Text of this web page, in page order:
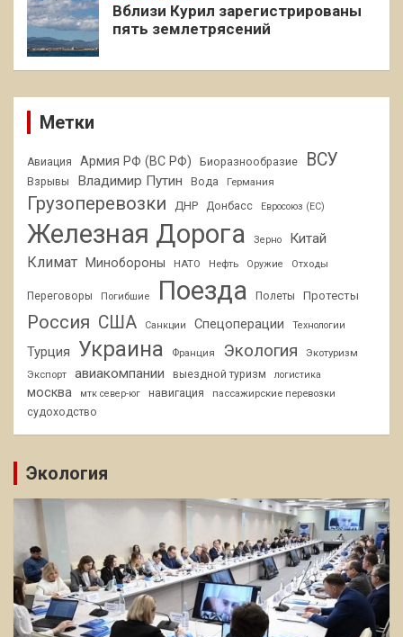
Вблизи Курил зарегистрированы
пять землетрясений
Метки
Авиация Армия РФ (ВС РФ) Биоразнообразие ВСУ
Взрывы Владимир Путин Вода Германия
Грузоперевозки ДНР Донбасс Евросоюз (ЕС)
Железная Дорога Зерно Китай
Климат Минобороны НАТО Нефть Оружие Отходы
Переговоры Погибшие Поезда Полеты Протесты
Россия США Санкции Спецоперации Технологии
Турция Украина Франция Экология
Экотуризм
Экспорт
авиакомпании выездной туризм логистика
москва мтк север-юг навигация
пассажирские перевозки
судоходство
Экология